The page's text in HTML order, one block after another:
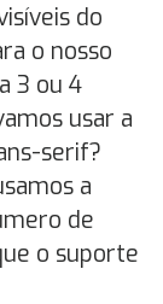
do
o nosso
3 ou 4
usar a
serif?
a
de
o suporte